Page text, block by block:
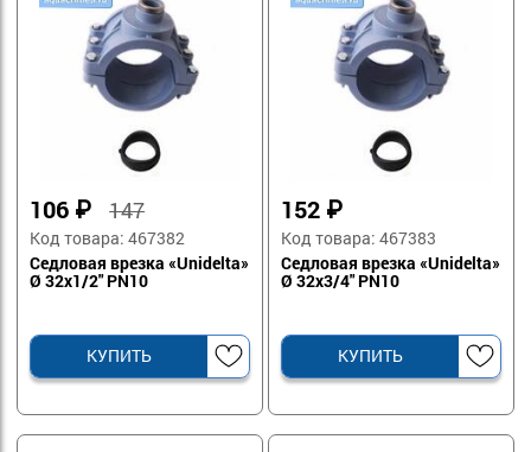
106 ₽147
Код товара: 467382
Седловая врезка «Unidelta»
Ø 32х1/2" PN10
КУПИТЬ
152 ₽
Код товара: 467383
Седловая врезка «Unidelta»
Ø 32х3/4" PN10
КУПИТЬ